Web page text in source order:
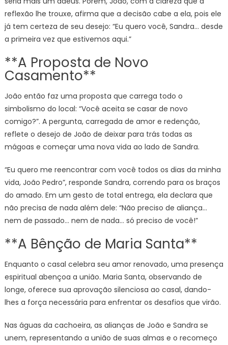
reflexão lhe trouxe, afirma que a decisão cabe a ela, pois ele
já tem certeza de seu desejo: “Eu quero você, Sandra… desde
a primeira vez que estivemos aqui.”
**A Proposta de Novo
Casamento**
João então faz uma proposta que carrega todo o
simbolismo do local: “Você aceita se casar de novo
comigo?”. A pergunta, carregada de amor e redenção,
reflete o desejo de João de deixar para trás todas as
mágoas e começar uma nova vida ao lado de Sandra.
“Eu quero me reencontrar com você todos os dias da minha
vida, João Pedro”, responde Sandra, correndo para os braços
do amado. Em um gesto de total entrega, ela declara que
não precisa de nada além dele: “Não preciso de aliança…
nem de passado… nem de nada… só preciso de você!”
**A Bênção de Maria Santa**
Enquanto o casal celebra seu amor renovado, uma presença
espiritual abençoa a união. Maria Santa, observando de
longe, oferece sua aprovação silenciosa ao casal, dando-
lhes a força necessária para enfrentar os desafios que virão.
Nas águas da cachoeira, as alianças de João e Sandra se
unem, representando a união de suas almas e o recomeço